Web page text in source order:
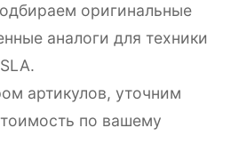
оригинальные
аналоги для техники
артикулов, уточним
по вашему